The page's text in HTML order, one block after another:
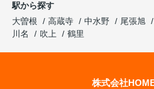
駅から探す
大曽根
高蔵寺 中水野 尾張旭
川名
吹上 鶴里
株式会社